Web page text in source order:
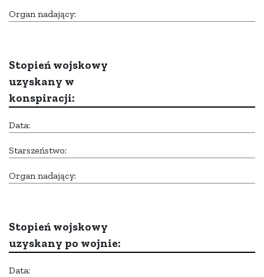
Organ nadający:
Stopień wojskowy
uzyskany w
konspiracji:
Data:
Starszeństwo:
Organ nadający:
Stopień wojskowy
uzyskany po wojnie:
Data: